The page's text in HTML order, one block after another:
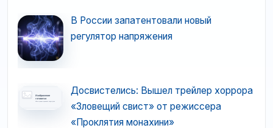
В России запатентовали новый
регулятор напряжения
Досвистелись: Вышел трейлер хоррора
«Зловещий свист» от режиссера
«Проклятия монахини»